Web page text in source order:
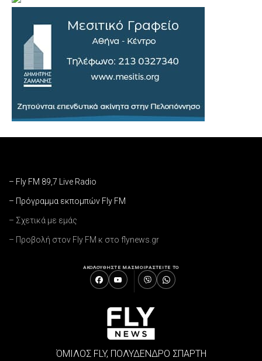
– Fly FM 89,7 Live Radio
– Πρόγραμμα εκπομπών Fly FM
– Σχετικά με εμάς
– Προβολή στον Fly FM κ στο flynews.gr
ΑΚΟΛΟΥΘΗΣΤΕ ΜΑΣΜΟΙΡΑΣΤΕΙΤΕ ΤΟ
ΌΜΙΛΟΣ FLY, ΠΟΛΥΔΕΝΔΡΟ ΣΠΑΡΤΗ